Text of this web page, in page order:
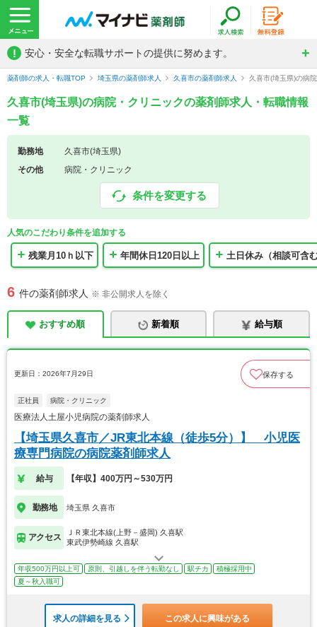
! 安心・安全な転職サポートの提供に努めます。
薬剤師の求人・転職TOP 埼玉県の薬剤師求人 久喜市の薬剤師求人 久喜市(埼玉県)の病
久喜市(埼玉県)の病院・クリニックの薬剤師求人・転職情報
一覧
勤務地
久喜市(埼玉県)
その他
病院・クリニック
条件を変更する
人気のこだわり条件を追加する
残業月10ｈ以下 年間休日120日以上 土日休み（相談可含
6 件の薬剤師求人 ※ 非公開求人を除く
おすすめ順 新着順 給与順
更新日：2026年7月29日 保存する
正社員 病院・クリニック
医療法人土屋小児病院の薬剤師求人
【埼玉県久喜市／JR東北本線（徒歩5分）】 小児医
療専門病院の病院薬剤師求人
給与 【年収】400万円～530万円
勤務地 埼玉県 久喜市
アクセス
ＪＲ東北本線(上野－盛岡) 久喜駅
東武伊勢崎線 久喜駅
年収500万円以上可 原則、引越しを伴う転勤なし 駅チカ
積極採用中
夏～秋入職可
求人の詳細を見る この求人に興味がある